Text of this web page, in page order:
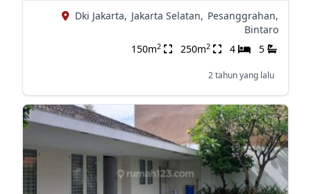
Dki Jakarta, Jakarta Selatan, Pesanggrahan,
Bintaro
150m2 250m2 4 5
2 tahun yang lalu